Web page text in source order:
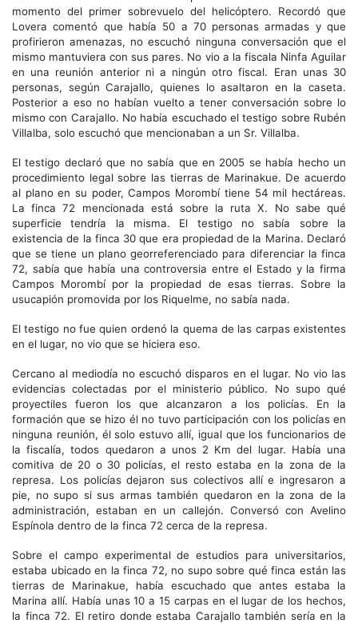
momento del primer sobrevuelo del helicóptero. Recordó que
Lovera comentó que había 50 a 70 personas armadas y que
profirieron amenazas, no escuchó ninguna conversación que el
mismo mantuviera con sus pares. No vio a la fiscala Ninfa Aguilar
en una reunión anterior ni a ningún otro fiscal. Eran unas 30
personas, según Carajallo, quienes lo asaltaron en la caseta.
Posterior a eso no habían vuelto a tener conversación sobre lo
mismo con Carajallo. No había escuchado el testigo sobre Rubén
Villalba, solo escuchó que mencionaban a un Sr. Villalba.
El testigo declaró que no sabía que en 2005 se había hecho un
procedimiento legal sobre las tierras de Marinakue. De acuerdo
al plano en su poder, Campos Morombí tiene 54 mil hectáreas.
La finca 72 mencionada está sobre la ruta X. No sabe qué
superficie tendría la misma. El testigo no sabía sobre la
existencia de la finca 30 que era propiedad de la Marina. Declaró
que se tiene un plano georreferenciado para diferenciar la finca
72, sabía que había una controversia entre el Estado y la firma
Campos Morombí por la propiedad de esas tierras. Sobre la
usucapión promovida por los Riquelme, no sabía nada.
El testigo no fue quien ordenó la quema de las carpas existentes
en el lugar, no vio que se hiciera eso.
Cercano al mediodía no escuchó disparos en el lugar. No vio las
evidencias colectadas por el ministerio público. No supo qué
proyectiles fueron los que alcanzaron a los policías. En la
formación que se hizo él no tuvo participación con los policías en
ninguna reunión, él solo estuvo allí, igual que los funcionarios de
la fiscalía, todos quedaron a unos 2 Km del lugar. Había una
comitiva de 20 o 30 policías, el resto estaba en la zona de la
represa. Los policías dejaron sus colectivos allí e ingresaron a
pie, no supo si sus armas también quedaron en la zona de la
administración, estaban en un callejón. Conversó con Avelino
Espínola dentro de la finca 72 cerca de la represa.
Sobre el campo experimental de estudios para universitarios,
estaba ubicado en la finca 72, no supo sobre qué finca están las
tierras de Marinakue, había escuchado que antes estaba la
Marina allí. Había unas 10 a 15 carpas en el lugar de los hechos,
la finca 72. El retiro donde estaba Carajallo también sería en la